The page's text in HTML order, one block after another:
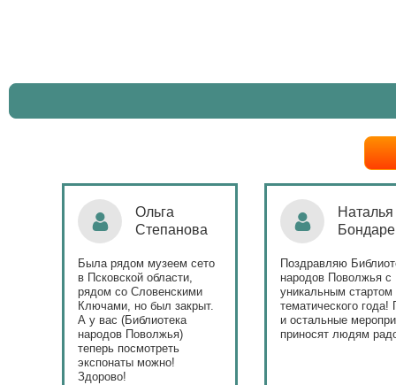
Ольга
Степанова
Была рядом музеем сето
в Псковской области,
рядом со Словенскими
Ключами, но был закрыт.
А у вас (Библиотека
народов Поволжья)
теперь посмотреть
экспонаты можно!
Здорово!
Наталья
Поздравляю
народов Поволжья с
уникальным стартом
тематического года!
и остальные
приносят людям